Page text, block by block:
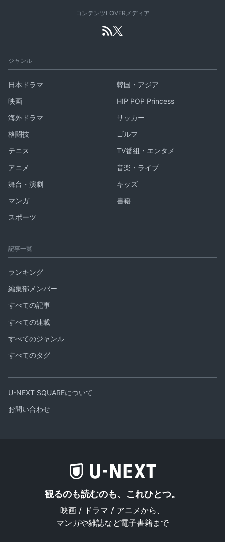
コンテンツLOVERメディア
ジャンル
日本ドラマ
韓国・アジア
映画
HIP POP Princess
海外ドラマ
サッカー
格闘技
ゴルフ
テニス
TV番組・エンタメ
アニメ
音楽・ライブ
舞台・演劇
キッズ
マンガ
書籍
スポーツ
記事一覧
ランキング
編集部メンバー
すべての記事
すべての連載
すべてのジャンル
すべてのタグ
U-NEXT SQUAREについて
お問い合わせ
観るのも読むのも、これひとつ。
映画 / ドラマ / アニメから、
マンガや雑誌など電子書籍まで